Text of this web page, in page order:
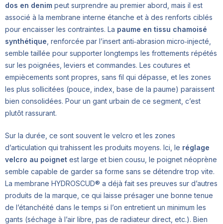
dos en denim peut surprendre au premier abord, mais il est
associé à la membrane interne étanche et à des renforts ciblés
pour encaisser les contraintes. La paume en tissu chamoisé
synthétique , renforcée par l’insert anti‑abrasion micro‑injecté,
semble taillée pour supporter longtemps les frottements répétés
sur les poignées, leviers et commandes. Les coutures et
empiècements sont propres, sans fil qui dépasse, et les zones
les plus sollicitées (pouce, index, base de la paume) paraissent
bien consolidées. Pour un gant urbain de ce segment, c’est
plutôt rassurant.
Sur la durée, ce sont souvent le velcro et les zones
d’articulation qui trahissent les produits moyens. Ici, le réglage
velcro au poignet est large et bien cousu, le poignet néoprène
semble capable de garder sa forme sans se détendre trop vite.
La membrane HYDROSCUD® a déjà fait ses preuves sur d’autres
produits de la marque, ce qui laisse présager une bonne tenue
de l’étanchéité dans le temps si l’on entretient un minimum les
gants (séchage à l’air libre, pas de radiateur direct, etc.). Bien